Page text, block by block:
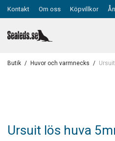
Kontakt Om oss Köpvillkor
Butik / Huvor och varmnecks /
Ursuit lös huva